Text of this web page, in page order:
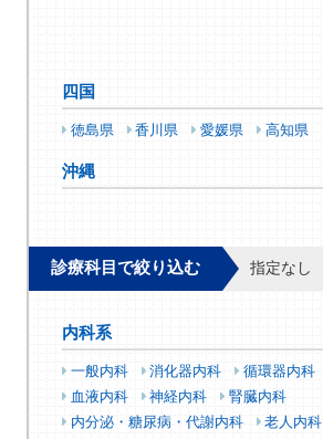
四国
徳島県 香川県 愛媛県 高知県
沖縄
診療科目で絞り込む 指定なし
内科系
一般内科 消化器内科 循環器内科
血液内科
神経内科
腎臓内科
内分泌・糖尿病・代謝内科
老人内科